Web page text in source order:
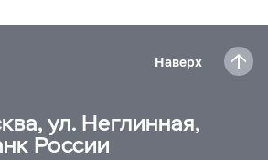
Наверх
ул. Неглинная,
России